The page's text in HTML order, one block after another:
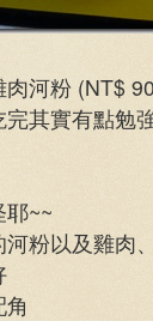
河粉 (NT$
其實有點勉
~~
粉以及雞肉